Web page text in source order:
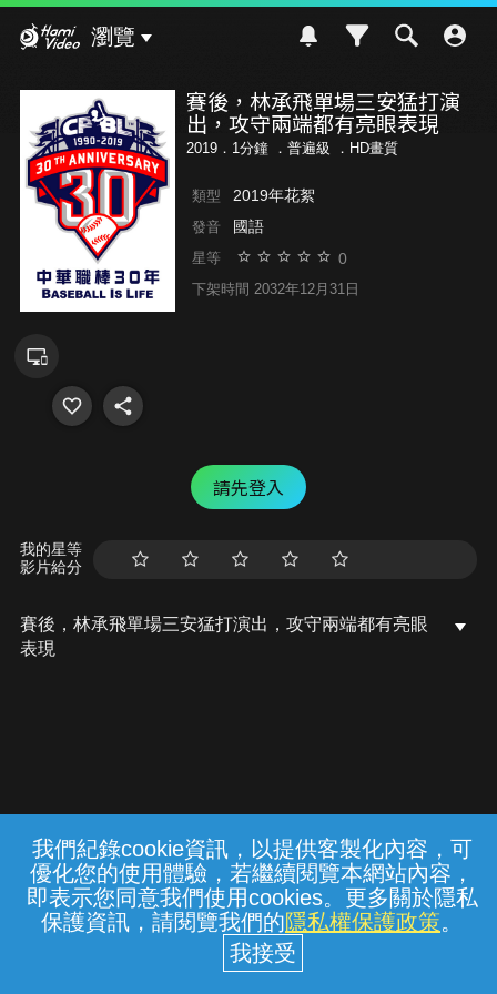
我們紀錄cookie資訊，以提供客製化內容，可
優化您的使用體驗，若繼續閱覽本網站內容，
即表示您同意我們使用cookies。更多關於隱私
保護資訊，請閱覽我們的隱私權保護政策。
瀏覽
賽後，林承飛單場三安猛打演
出，攻守兩端都有亮眼表現
2019．1分鐘 ． 普遍級 ．HD畫質
類型 2019年花絮
發音 國語
星等 0
下架時間 2032年12月31日
請先登入
我的星等
影片給分
賽後，林承飛單場三安猛打演出，攻守兩端都有亮眼
表現
常見問題 線上客服 服務條款 隱私權保護
中華電信股份有限公司個人家庭分公司
(統一編號：96979949) © 2026
{{notifyMsg}}